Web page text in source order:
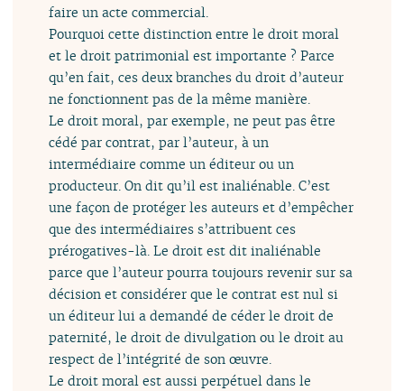
faire un acte commercial.
Pourquoi cette distinction entre le droit moral
et le droit patrimonial est importante ? Parce
qu’en fait, ces deux branches du droit d’auteur
ne fonctionnent pas de la même manière.
Le droit moral, par exemple, ne peut pas être
cédé par contrat, par l’auteur, à un
intermédiaire comme un éditeur ou un
producteur. On dit qu’il est inaliénable. C’est
une façon de protéger les auteurs et d’empêcher
que des intermédiaires s’attribuent ces
prérogatives-là. Le droit est dit inaliénable
parce que l’auteur pourra toujours revenir sur sa
décision et considérer que le contrat est nul si
un éditeur lui a demandé de céder le droit de
paternité, le droit de divulgation ou le droit au
respect de l’intégrité de son œuvre.
Le droit moral est aussi perpétuel dans le